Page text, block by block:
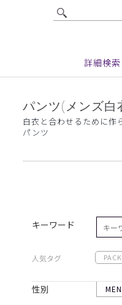
詳細検索
パンツ(メンズ白
白衣と合わせるために作
パンツ
キーワード
人気タグ PACK
性別 MEN